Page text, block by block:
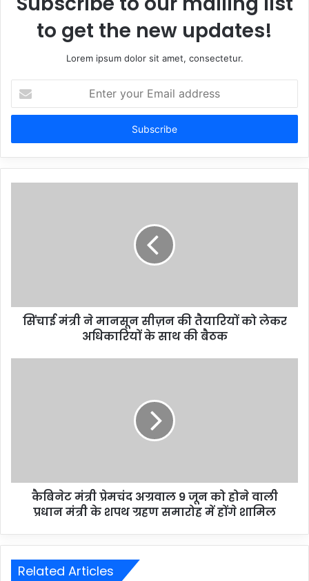
to get the new updates!
Lorem ipsum dolor sit amet, consectetur.
your
Email
सिंचाई मंत्री ने मानसून सीज़न की तैयारियों को लेकर
अधिकारियों के साथ की बैठक
कैबिनेट मंत्री प्रेमचंद अग्रवाल 9 जून को होने वाली
प्रधान मंत्री के शपथ ग्रहण समारोह में होंगे शामिल
Related Articles